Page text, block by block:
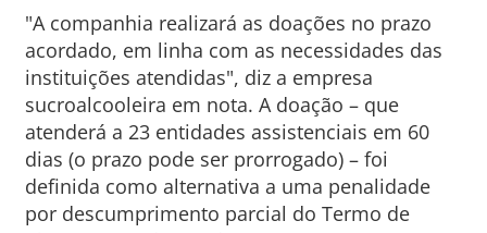
"A companhia realizará as doações no prazo
acordado, em linha com as necessidades das
instituições atendidas", diz a empresa
sucroalcooleira em nota. A doação – que
atenderá a 23 entidades assistenciais em 60
dias (o prazo pode ser prorrogado) – foi
definida como alternativa a uma penalidade
por descumprimento parcial do Termo de